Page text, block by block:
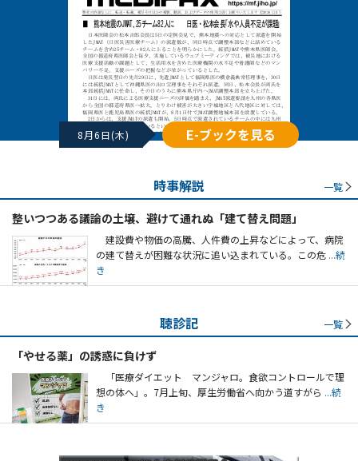
8月6日(木) E-ブックを見る
時事解説 一覧
整いつつある議論の土壌、避けて通れぬ「建て替え問題」
建設費や物価の高騰、人件費の上昇などによって、病院
の建て替えが困難な状況に追い込まれている。この危 ...続
き
聴診記 一覧
「やせる薬」の誘惑に負けず
「医療ダイエット マンジャロ。食欲コントロールで理
想の体へ」。7月上旬、厚生労働省へ向かう道すがら ...続
き